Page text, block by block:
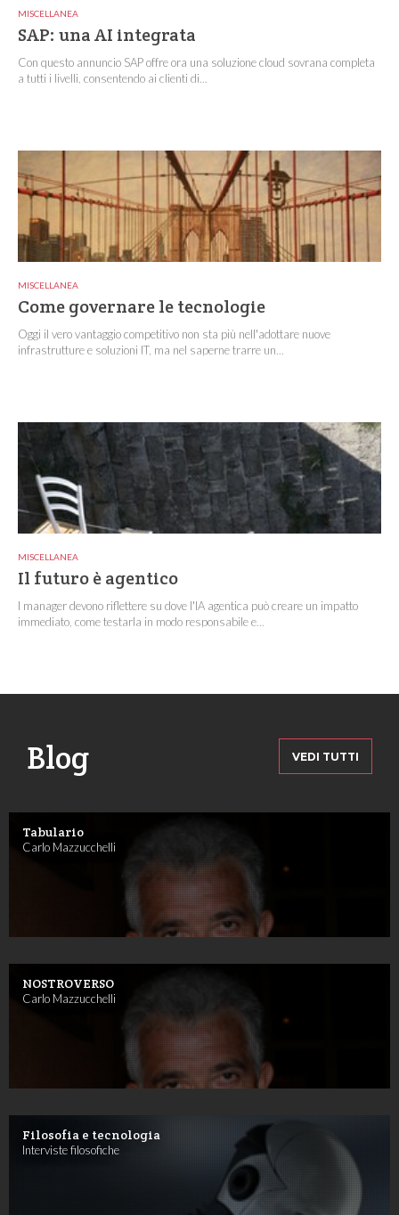
MISCELLANEA
SAP: una AI integrata
Con questo annuncio SAP offre ora una soluzione cloud sovrana completa
a tutti i livelli, consentendo ai clienti di...
MISCELLANEA
Come governare le tecnologie
Oggi il vero vantaggio competitivo non sta più nell'adottare nuove
infrastrutture e soluzioni IT, ma nel saperne trarre un...
MISCELLANEA
Il futuro è agentico
I manager devono riflettere su dove l'IA agentica può creare un impatto
immediato, come testarla in modo responsabile e...
Blog VEDI TUTTI
Tabulario
Carlo Mazzucchelli
NOSTROVERSO
Carlo Mazzucchelli
Filosofia e tecnologia
Interviste filosofiche